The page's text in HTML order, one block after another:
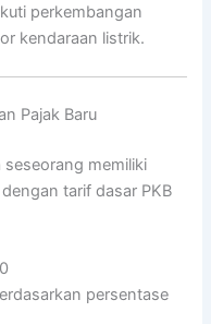
perkembangan
kendaraan listrik.
Pajak Baru
seseorang memiliki
tarif dasar PKB
persentase